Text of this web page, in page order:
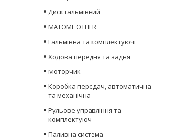
Диск гальмівний
MATOMI_OTHER
Гальмівна та комплектуючі
Ходова передня та задня
Моторчик
Коробка передач, автоматична
та механічна
Рульове управління та
комплектуючі
Паливна система